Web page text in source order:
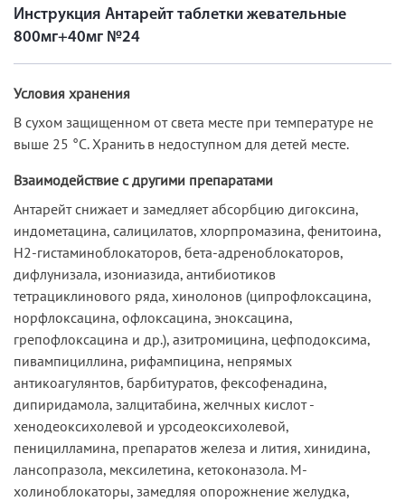
Инструкция Антарейт таблетки жевательные
800мг+40мг №24
Условия хранения
В сухом защищенном от света месте при температуре не
выше 25 °С. Хранить в недоступном для детей месте.
Взаимодействие с другими препаратами
Антарейт снижает и замедляет абсорбцию дигоксина,
индометацина, салицилатов, хлорпромазина, фенитоина,
Н2-гистаминоблокаторов, бета-адреноблокаторов,
дифлунизала, изониазида, антибиотиков
тетрациклинового ряда, хинолонов (ципрофлоксацина,
норфлоксацина, офлоксацина, эноксацина,
грепофлоксацина и др.), азитромицина, цефподоксима,
пивампициллина, рифампицина, непрямых
антикоагулянтов, барбитуратов, фексофенадина,
дипиридамола, залцитабина, желчных кислот -
хенодеоксихолевой и урсодеоксихолевой,
пеницилламина, препаратов железа и лития, хинидина,
лансопразола, мексилетина, кетоконазола. М-
холиноблокаторы, замедляя опорожнение желудка,